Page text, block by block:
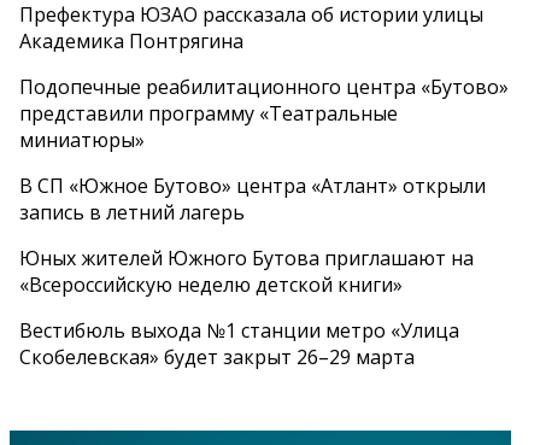
Префектура ЮЗАО рассказала об истории улицы
Академика Понтрягина
Подопечные реабилитационного центра «Бутово»
представили программу «Театральные
миниатюры»
В СП «Южное Бутово» центра «Атлант» открыли
запись в летний лагерь
Юных жителей Южного Бутова приглашают на
«Всероссийскую неделю детской книги»
Вестибюль выхода №1 станции метро «Улица
Скобелевская» будет закрыт 26–29 марта